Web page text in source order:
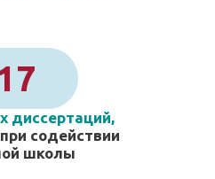
диссертаций,
содействии
школы